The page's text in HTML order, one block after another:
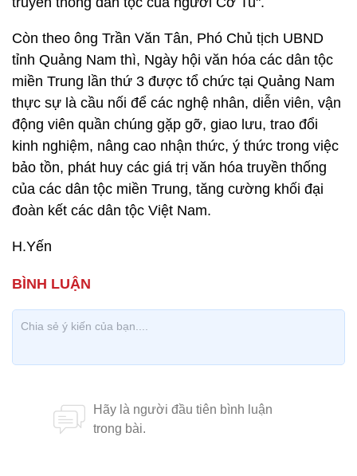
Còn theo ông Trần Văn Tân, Phó Chủ tịch UBND
tỉnh Quảng Nam thì, Ngày hội văn hóa các dân tộc
miền Trung lần thứ 3 được tổ chức tại Quảng Nam
thực sự là cầu nối để các nghệ nhân, diễn viên, vận
động viên quần chúng gặp gỡ, giao lưu, trao đổi
kinh nghiệm, nâng cao nhận thức, ý thức trong việc
bảo tồn, phát huy các giá trị văn hóa truyền thống
của các dân tộc miền Trung, tăng cường khối đại
đoàn kết các dân tộc Việt Nam.
H.Yến